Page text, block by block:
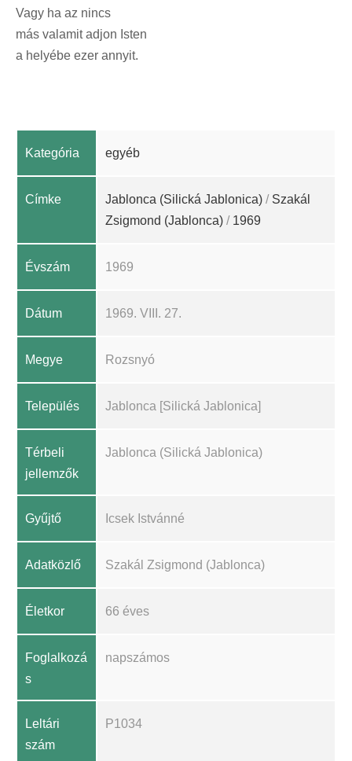
Vagy ha az nincs
más valamit adjon Isten
a helyébe ezer annyit.
Kategória egyéb
Címke Jablonca (Silická Jablonica) / Szakál
Zsigmond (Jablonca) / 1969
Évszám 1969
Dátum 1969. VIII. 27.
Megye Rozsnyó
Település Jablonca [Silická Jablonica]
Térbeli
jellemzők
Jablonca (Silická Jablonica)
Gyűjtő Icsek Istvánné
Adatközlő Szakál Zsigmond (Jablonca)
Életkor 66 éves
Foglalkozá
s
napszámos
Leltári
szám
P1034